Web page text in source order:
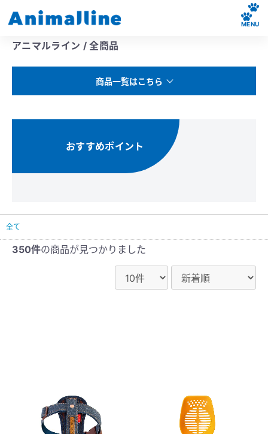
MENU
アニマルライン / 全商品
商品一覧はこちら
おすすめポイント
全て
350件の商品が見つかりました